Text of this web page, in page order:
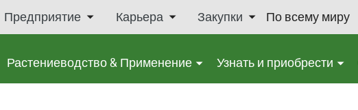
Предприятие Карьера Закупки По всему миру
Растениеводство & Применение Узнать и приобрести